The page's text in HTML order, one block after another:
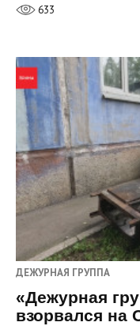
633
ДЕЖУРНАЯ ГРУППА
«Дежурная
взорвался на